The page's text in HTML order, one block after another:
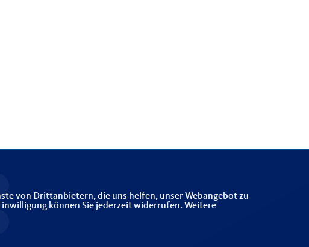
von Drittanbietern, die uns helfen, unser Webangebot zu
können Sie jederzeit widerrufen. Weitere